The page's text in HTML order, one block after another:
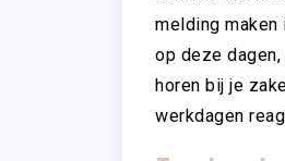
melding maken
op deze
horen bij je
werkdagen